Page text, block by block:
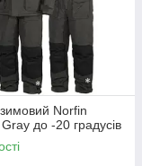
Norfin
до -20 градусів